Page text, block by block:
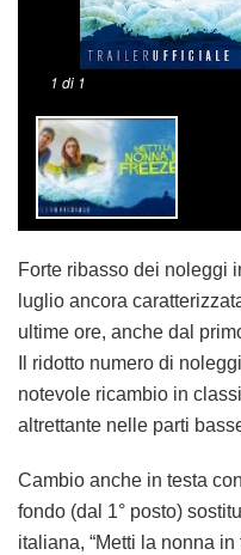
1 di 1
Forte ribasso dei noleggi
luglio ancora
ultime ore, anche dal
Il ridotto numero di
notevole ricambio in
altrettante nelle parti
Cambio anche in testa
fondo (dal 1° posto)
italiana, “Metti la nonna in